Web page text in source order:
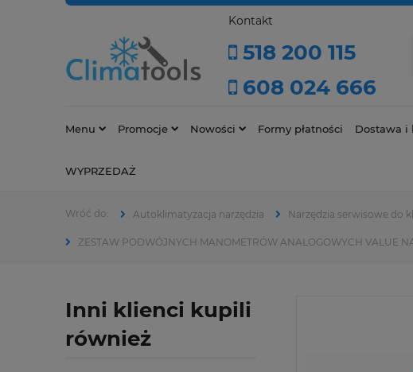
Kontakt
518 200 115
608 024 666
Menu Promocje Nowości Formy płatności Dostawa i
WYPRZEDAŻ
Autoklimatyzacja narzędzia Narzędzia serwisowe do
ZESTAW PODWÓJNYCH MANOMETRÓW ANALOGOWYCH VALUE
Inni klienci kupili
również